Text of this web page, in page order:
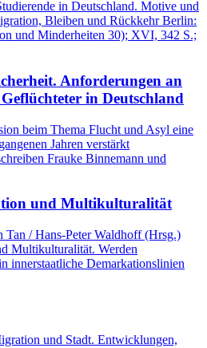
in Deutschland. Motive und
Bleiben und Rückkehr Berlin:
und Minderheiten 30); XVI, 342 S.;
Anforderungen an
in Deutschland
beim Thema Flucht und Asyl eine
Jahren verstärkt
Frauke Binnemann und
und Multikulturalität
/ Hans-Peter Waldhoff (Hrsg.)
Multikulturalität. Werden
innerstaatliche Demarkationslinien
und Stadt. Entwicklungen,